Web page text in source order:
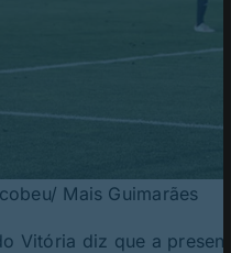
Mais Guimarães
Vitória diz que a